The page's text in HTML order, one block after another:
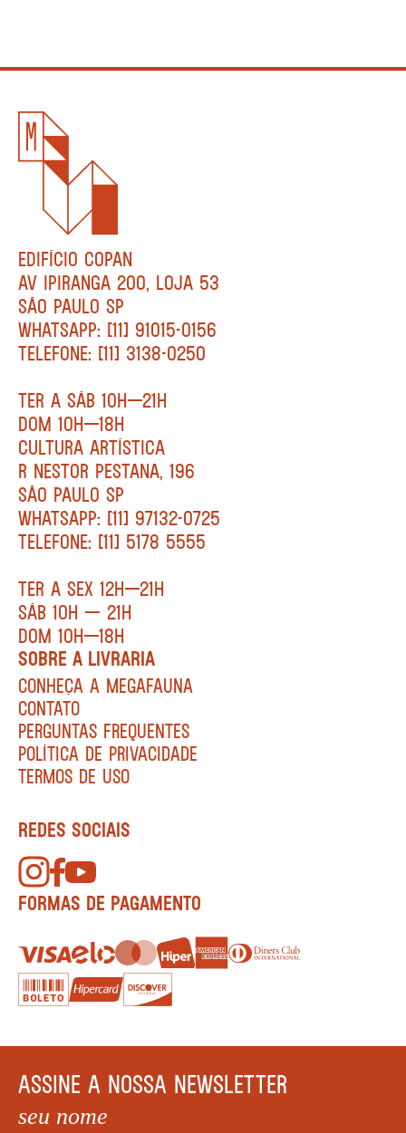
EDIFÍCIO COPAN
AV IPIRANGA 200, LOJA 53
SÃO PAULO SP
WHATSAPP: [11] 91015-0156
TELEFONE: [11] 3138-0250
TER A SÁB 10H—21H
DOM 10H—18H
CULTURA ARTÍSTICA
R NESTOR PESTANA, 196
SÃO PAULO SP
WHATSAPP: [11] 97132-0725
TELEFONE: [11] 5178 5555
TER A SEX 12H—21H
SÁB 10H — 21H
DOM 10H—18H
SOBRE A LIVRARIA
CONHEÇA A MEGAFAUNA
CONTATO
PERGUNTAS FREQUENTES
POLÍTICA DE PRIVACIDADE
TERMOS DE USO
REDES SOCIAIS
FORMAS DE PAGAMENTO
ASSINE A NOSSA NEWSLETTER